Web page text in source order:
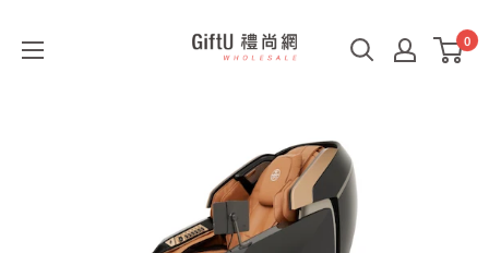
GiftU
0